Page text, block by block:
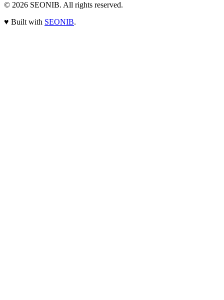
© 2026 SEONIB. All rights reserved.
♥ Built with SEONIB.